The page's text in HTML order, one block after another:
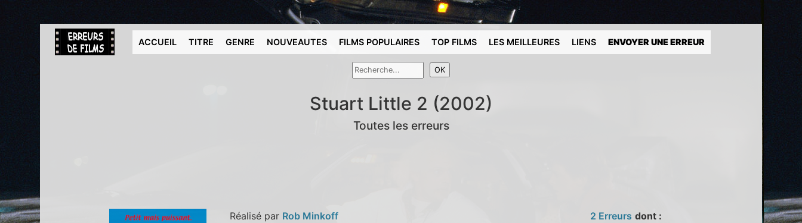
ACCUEIL TITRE GENRE NOUVEAUTES FILMS POPULAIRES TOP FILMS LES MEILLEURES LIENS ENVOYER UNE ERREUR
Stuart Little 2 (2002)
Toutes les erreurs
Réalisé par Rob Minkoff 2 Erreurs dont :